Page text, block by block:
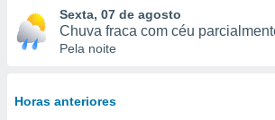
e
digital
Sexta, 07 de agosto
Chuva fraca com céu
Pela noite
Horas anteriores